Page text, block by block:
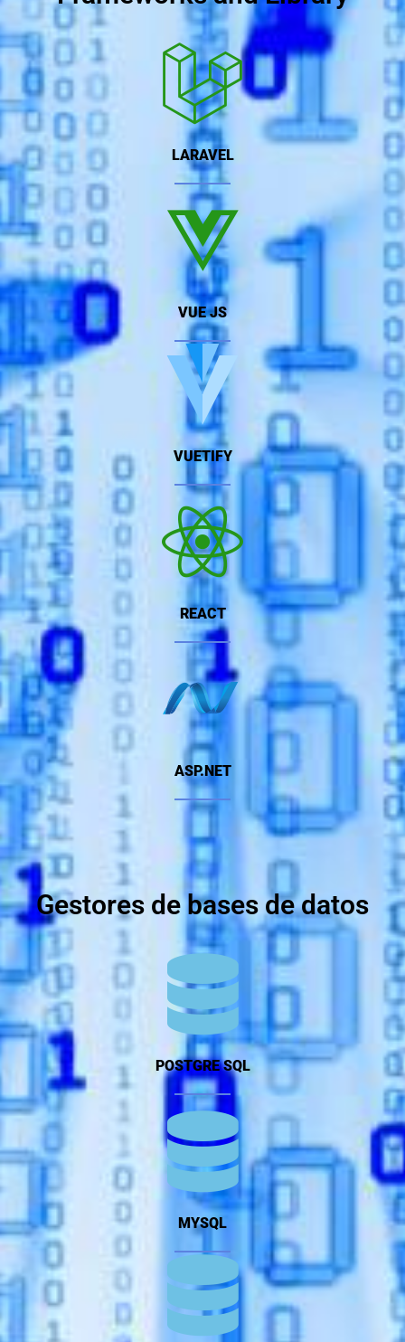
LARAVEL
VUE JS
VUETIFY
REACT
ASP.NET
Gestores de bases de datos
POSTGRE SQL
MYSQL